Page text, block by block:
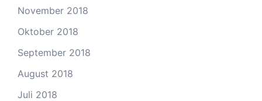
November 2018
Oktober 2018
September 2018
August 2018
Juli 2018